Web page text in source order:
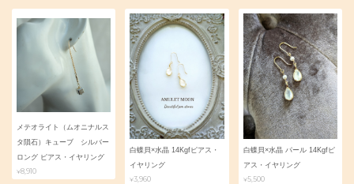
メテオライト（ムオニナルス
タ隕石）キューブ シルバー
ロング ピアス・イヤリング
¥8,910
白蝶貝×水晶 14Kgfピアス・
イヤリング
¥3,960
白蝶貝×水晶 パール 14Kgfピ
アス・イヤリング
¥5,500